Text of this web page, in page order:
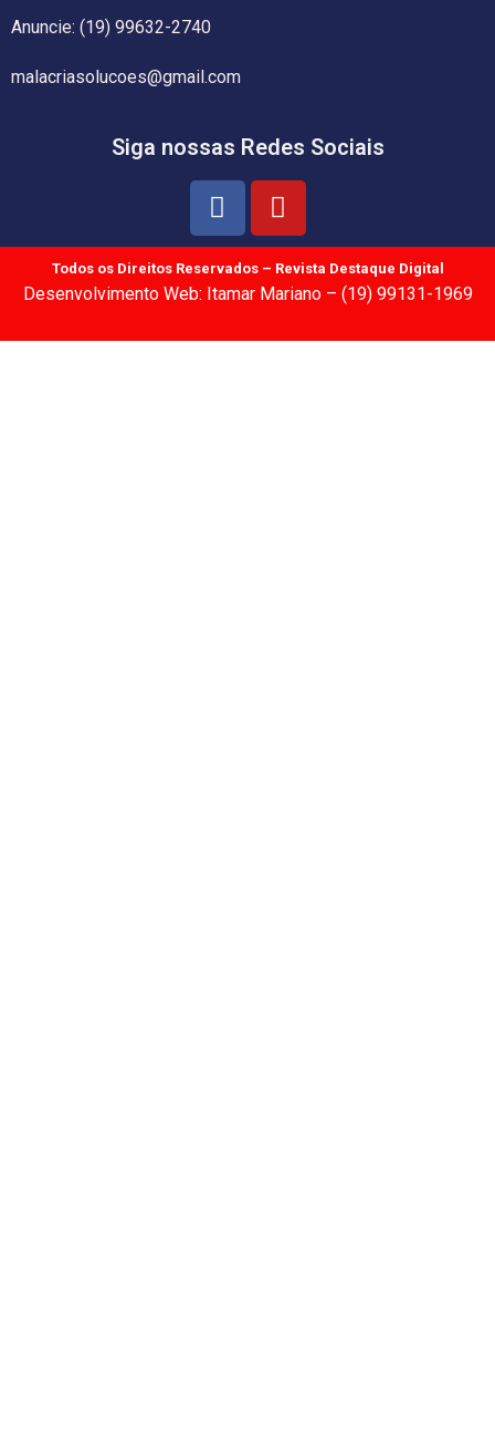
Anuncie: (19) 99632-2740
malacriasolucoes@gmail.com
Siga nossas Redes Sociais
Todos os Direitos Reservados – Revista Destaque Digital
Desenvolvimento Web: Itamar Mariano – (19) 99131-1969